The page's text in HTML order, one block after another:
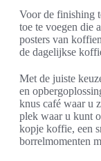
Voor de finishing
toe te voegen die
posters van
de dagelijkse
Met de juiste
en
knus café waar u
plek waar u kunt
kopje koffie, een
borrelmomenten